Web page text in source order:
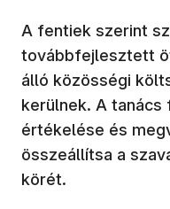
A fentiek szerint
továbbfejlesztett
álló közösségi
kerülnek. A
értékelése és
összeállítsa a
körét.